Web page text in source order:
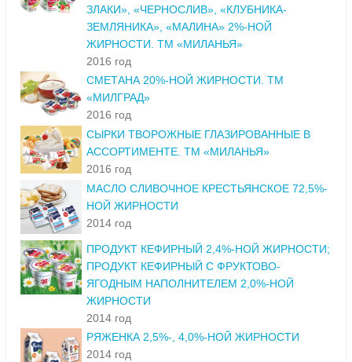
ЗЛАКИ», «ЧЕРНОСЛИВ», «КЛУБНИКА-
ЗЕМЛЯНИКА», «МАЛИНА» 2%-НОЙ
ЖИРНОСТИ. ТМ «МИЛАНЬЯ»
2016 год
СМЕТАНА 20%-НОЙ ЖИРНОСТИ. ТМ
«МИЛГРАД»
2016 год
СЫРКИ ТВОРОЖНЫЕ ГЛАЗИРОВАННЫЕ В
АССОРТИМЕНТЕ. ТМ «МИЛАНЬЯ»
2016 год
МАСЛО СЛИВОЧНОЕ КРЕСТЬЯНСКОЕ 72,5%-
НОЙ ЖИРНОСТИ
2014 год
ПРОДУКТ КЕФИРНЫЙ 2,4%-НОЙ ЖИРНОСТИ;
ПРОДУКТ КЕФИРНЫЙ С ФРУКТОВО-
ЯГОДНЫМ НАПОЛНИТЕЛЕМ 2,0%-НОЙ
ЖИРНОСТИ
2014 год
РЯЖЕНКА 2,5%-, 4,0%-НОЙ ЖИРНОСТИ
2014 год